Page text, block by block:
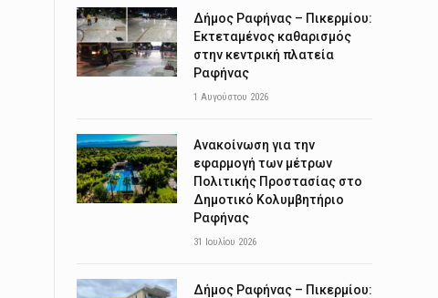
Δήμος Ραφήνας – Πικερμίου:
Εκτεταμένος καθαρισμός
στην κεντρική πλατεία
Ραφήνας
1 Αυγούστου 2026
Ανακοίνωση για την
εφαρμογή των μέτρων
Πολιτικής Προστασίας στο
Δημοτικό Κολυμβητήριο
Ραφήνας
31 Ιουλίου 2026
Δήμος Ραφήνας – Πικερμίου: